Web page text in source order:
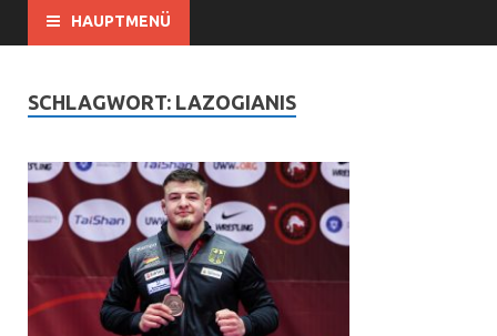
HAUPTMENÜ
SCHLAGWORT: LAZOGIANIS